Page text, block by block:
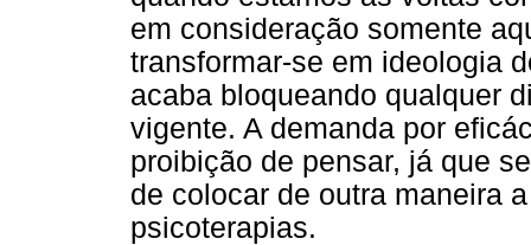
em consideração somente
transformar-se em ideologia
acaba bloqueando qualquer
vigente. A demanda por
proibição de pensar, já que
de colocar de outra maneira
psicoterapias.